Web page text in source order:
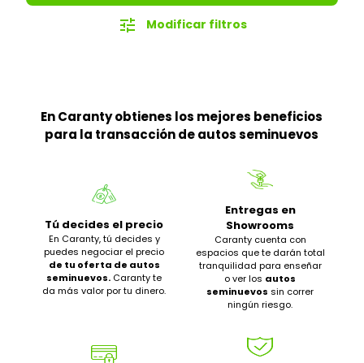
tune Modificar filtros
En Caranty obtienes los mejores beneficios
para la transacción de autos seminuevos
Tú decides el precio
En Caranty, tú decides y
puedes negociar el precio
de tu oferta de autos
seminuevos. Caranty te
da más valor por tu dinero.
Entregas en
Showrooms
Caranty cuenta con
espacios que te darán total
tranquilidad para enseñar
o ver los autos
seminuevos sin correr
ningún riesgo.